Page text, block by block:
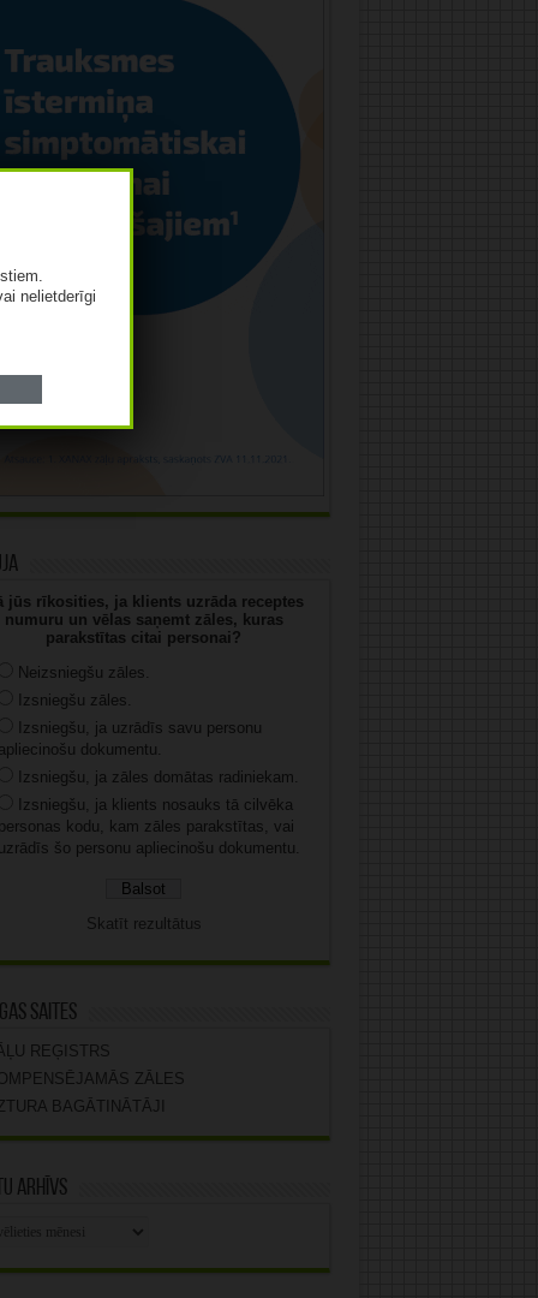
jūs rīkosities, ja klients uzrāda receptes
numuru un vēlas saņemt zāles, kuras
parakstītas citai personai?
Neizsniegšu zāles.
Izsniegšu zāles.
Izsniegšu, ja uzrādīs savu personu
dokumentu.
Izsniegšu, ja zāles domātas radiniekam.
Izsniegšu, ja klients nosauks tā cilvēka
kodu, kam zāles parakstītas, vai
šo personu apliecinošu dokumentu.
Skatīt rezultātus
saites
REĢISTRS
ZĀLES
BAGĀTINĀTĀJI
arhīvs
nelietderīgi